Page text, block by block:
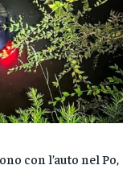
con l’auto nel Po,